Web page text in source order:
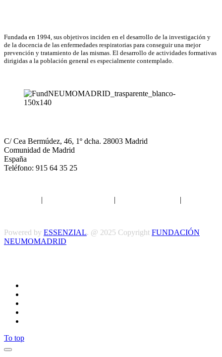
Fundada en 1994, sus objetivos inciden en el desarrollo de la investigación y
de la docencia de las enfermedades respiratorias para conseguir una mejor
prevención y tratamiento de las mismas. El desarrollo de actividades formativas
dirigidas a la población general es especialmente contemplado.
C/ Cea Bermúdez, 46, 1º dcha. 28003 Madrid
Comunidad de Madrid
España
Teléfono: 915 64 35 25
| | |
Powered by ESSENZIAL. @ 2025 Copyright FUNDACIÓN
NEUMOMADRID
To top